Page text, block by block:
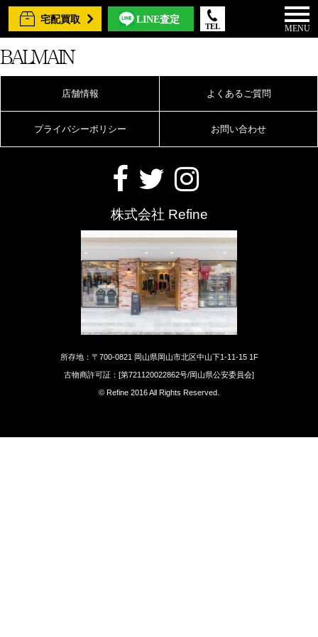
宅配買取 LINE査定
TEL MENU
BALMAIN
店舗情報 よくあるご質問
プライバシーポリシー お問い合わせ
株式会社 Refine
所存地：〒700-0821 岡山県岡山市北区中山下1-11-15 1F
古物商許可証：[第721120022862号/岡山県公安委員会]
© Refine 2016 All Rights Reserved.